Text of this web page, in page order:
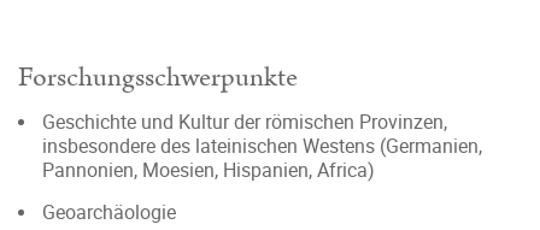
Forschungsschwerpunkte
Geschichte und Kultur der römischen Provinzen,
insbesondere des lateinischen Westens (Germanien,
Pannonien, Moesien, Hispanien, Africa)
Geoarchäologie